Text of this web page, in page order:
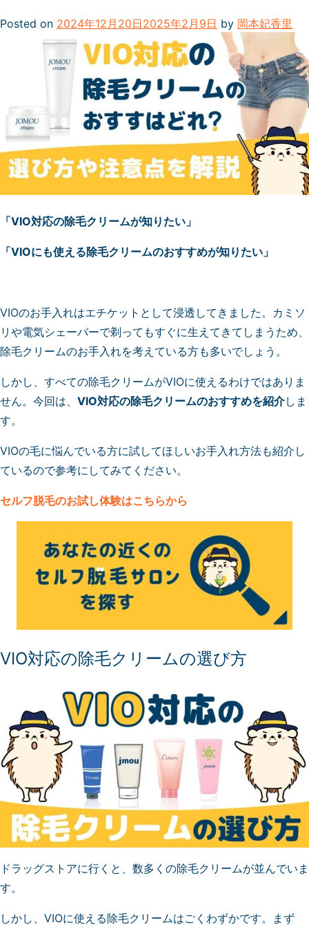
の
対
処
は？
や
治
し
方、
を
Posted on 2024年12月20日2025年2月9日 by 岡本妃香里
「VIO対応の除毛クリームが知りたい」
「VIOにも使える除毛クリームのおすすめが知りたい」
VIOのお手入れはエチケットとして浸透してきました。カミソ
リや電気シェーバーで剃ってもすぐに生えてきてしまうため、
除毛クリームのお手入れを考えている方も多いでしょう。
しかし、すべての除毛クリームがVIOに使えるわけではありま
せん。今回は、 VIO対応の除毛クリームのおすすめを紹介しま
す。
VIOの毛に悩んでいる方に試してほしいお手入れ方法も紹介し
ているので参考にしてみてください。
セルフ脱毛のお試し体験はこちらから
VIO対応の除毛クリームの選び方
ドラッグストアに行くと、数多くの除毛クリームが並んでいま
す。
しかし、VIOに使える除毛クリームはごくわずかです。まず